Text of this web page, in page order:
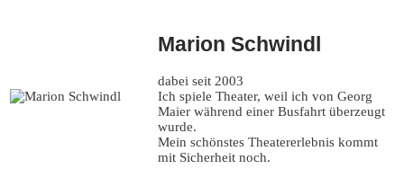
Marion Schwindl
dabei seit 2003
Ich spiele Theater, weil ich von Georg
Maier während einer Busfahrt überzeugt
wurde.
Mein schönstes Theatererlebnis kommt
mit Sicherheit noch.